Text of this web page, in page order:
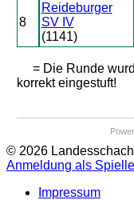
8
Reideburger
SV IV
(1141)
= Die Runde
korrekt eingestuft!
© 2026
Anmeldung als
Impressum